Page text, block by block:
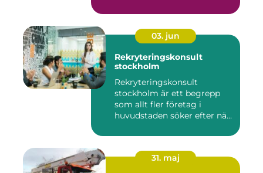
03. jun
Rekryteringskonsult
stockholm
Rekryteringskonsult
stockholm är ett begrepp
som allt fler företag i
huvudstaden söker efter när
31. maj